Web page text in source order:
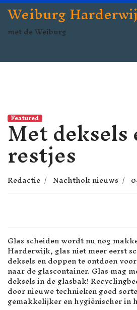
Weiburg
met de Weiburg
Featured
Met deksels
restjes
Redactie Nachthok nieuws
Glas scheiden wordt nu nog
Harderwijk, glas niet meer eerst
deksels en doppen te ontdoen
naar de glascontainer. Glas mag
deksels in de glasbak!
door nieuwe technieken goed
gemakkelijker en hygiënischer in